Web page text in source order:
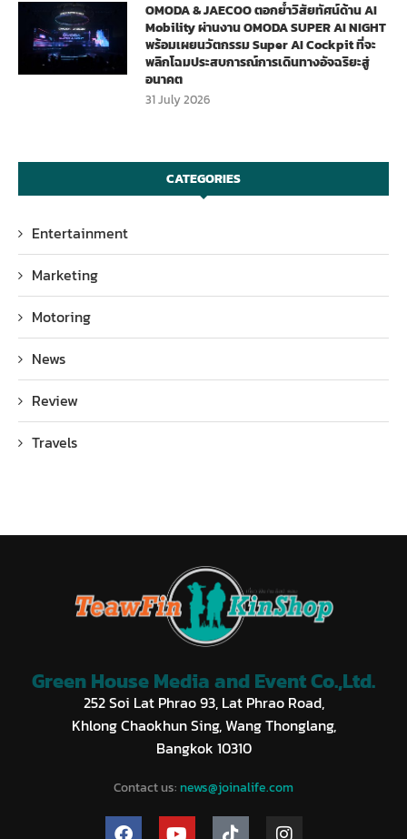
OMODA & JAECOO ตอกย้ำวิสัยทัศน์ด้าน AI
Mobility ผ่านงาน OMODA SUPER AI NIGHT
พร้อมเผยนวัตกรรม Super AI Cockpit ที่จะ
พลิกโฉมประสบการณ์การเดินทางอัจฉริยะสู่
อนาคต
31 July 2026
CATEGORIES
Entertainment
Marketing
Motoring
News
Review
Travels
Green House Media and Event Co.,Ltd.
252 Soi Lat Phrao 93, Lat Phrao Road,
Khlong Chaokhun Sing, Wang Thonglang,
Bangkok 10310
Contact us: news@joinalife.com